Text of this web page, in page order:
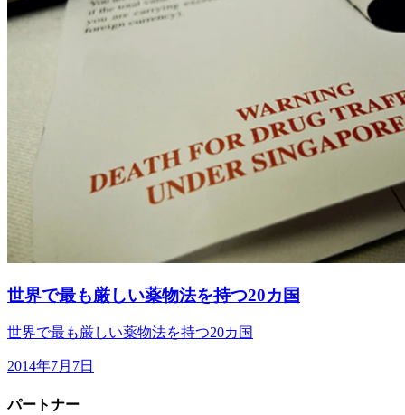
世界で最も厳しい薬物法を持つ20カ国
世界で最も厳しい薬物法を持つ20カ国
2014年7月7日
パートナー